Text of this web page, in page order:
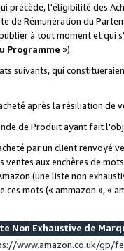
précède, l'éligibilité des
de Rémunération du
à tout moment et qui
Programme »).
suivants, qui
après la résiliation de
de Produit ayant fait
par un client renvoyé
ventes aux enchères de
(une liste non
ces mots (« ammazon », «
Non Exhaustive de
www.amazon.co.uk/gp/